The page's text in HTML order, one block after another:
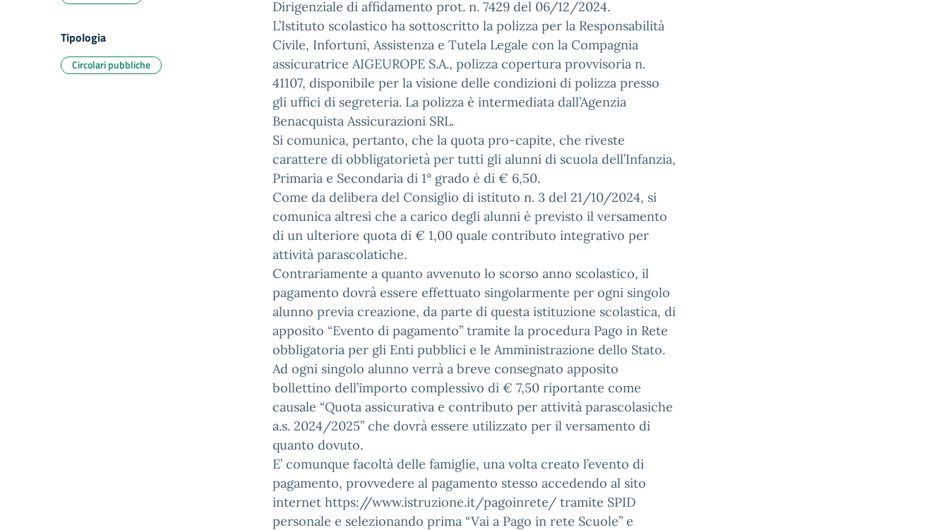
Dirigenziale di affidamento prot. n. 7429 del 06/12/2024.
L’Istituto scolastico ha sottoscritto la polizza per la Responsabilità
Civile, Infortuni, Assistenza e Tutela Legale con la Compagnia
assicuratrice AIGEUROPE S.A., polizza copertura provvisoria n.
41107, disponibile per la visione delle condizioni di polizza presso
gli uffici di segreteria. La polizza è intermediata dall’Agenzia
Benacquista Assicurazioni SRL.
Si comunica, pertanto, che la quota pro-capite, che riveste
carattere di obbligatorietà per tutti gli alunni di scuola dell’Infanzia,
Primaria e Secondaria di 1° grado è di € 6,50.
Come da delibera del Consiglio di istituto n. 3 del 21/10/2024, si
comunica altresì che a carico degli alunni è previsto il versamento
di un ulteriore quota di € 1,00 quale contributo integrativo per
attività parascolatiche.
Contrariamente a quanto avvenuto lo scorso anno scolastico, il
pagamento dovrà essere effettuato singolarmente per ogni singolo
alunno previa creazione, da parte di questa istituzione scolastica, di
apposito “Evento di pagamento” tramite la procedura Pago in Rete
obbligatoria per gli Enti pubblici e le Amministrazione dello Stato.
Ad ogni singolo alunno verrà a breve consegnato apposito
bollettino dell’importo complessivo di € 7,50 riportante come
causale “Quota assicurativa e contributo per attività parascolasiche
a.s. 2024/2025” che dovrà essere utilizzato per il versamento di
quanto dovuto.
E’ comunque facoltà delle famiglie, una volta creato l’evento di
pagamento, provvedere al pagamento stesso accedendo al sito
internet https://www.istruzione.it/pagoinrete/ tramite SPID
personale e selezionando prima “Vai a Pago in rete Scuole” e
Tipologia
Circolari pubbliche